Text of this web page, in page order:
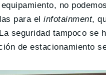
no
para elinfotainment,
seguridad tampoco se
de estacionamiento